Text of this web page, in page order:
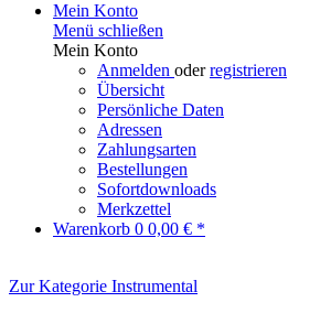
Mein Konto
Menü schließen
Mein Konto
Anmelden oderregistrieren
Übersicht
Persönliche Daten
Adressen
Zahlungsarten
Bestellungen
Sofortdownloads
Merkzettel
Warenkorb 0 0,00 € *
Zur Kategorie Instrumental